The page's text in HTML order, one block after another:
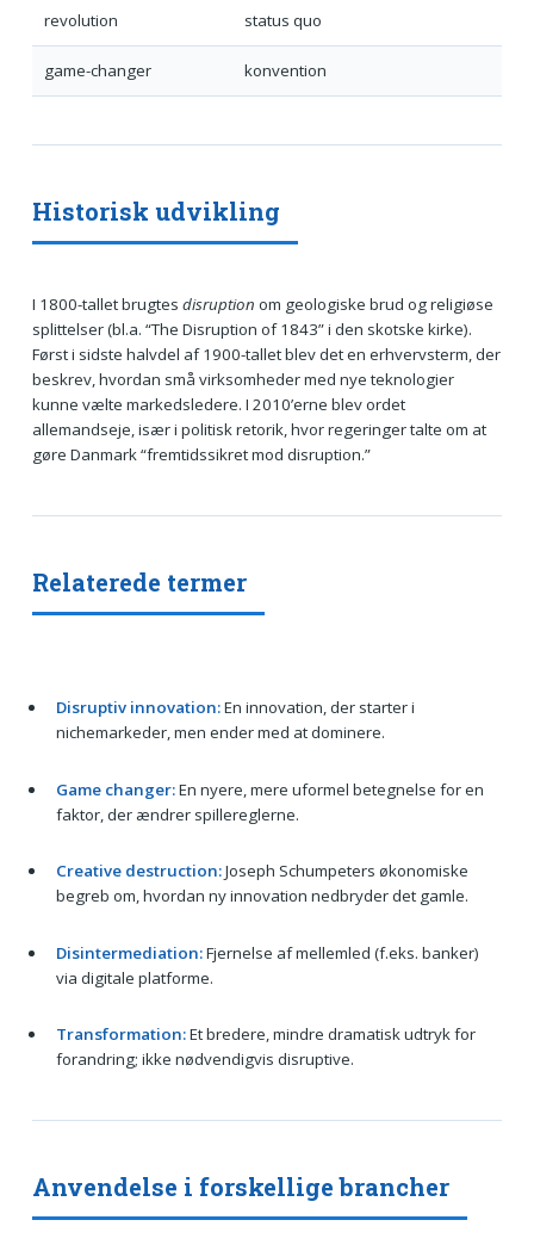
revolution status quo
game-changer konvention
Historisk udvikling
I 1800-tallet brugtes disruption om geologiske brud og religiøse
splittelser (bl.a. “The Disruption of 1843” i den skotske kirke).
Først i sidste halvdel af 1900-tallet blev det en erhvervsterm, der
beskrev, hvordan små virksomheder med nye teknologier
kunne vælte markedsledere. I 2010’erne blev ordet
allemandseje, især i politisk retorik, hvor regeringer talte om at
gøre Danmark “fremtidssikret mod disruption.”
Relaterede termer
Disruptiv innovation:En innovation, der starter i
nichemarkeder, men ender med at dominere.
Game changer:En nyere, mere uformel betegnelse for en
faktor, der ændrer spillereglerne.
Creative destruction:Joseph Schumpeters økonomiske
begreb om, hvordan ny innovation nedbryder det gamle.
Disintermediation:Fjernelse af mellemled (f.eks. banker)
via digitale platforme.
Transformation:Et bredere, mindre dramatisk udtryk for
forandring; ikke nødvendigvis disruptive.
Anvendelse i forskellige brancher